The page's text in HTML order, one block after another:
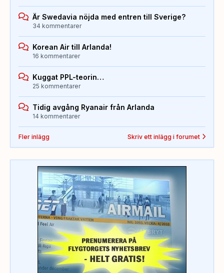
Är Swedavia nöjda med entren till Sverige?
34 kommentarer
Korean Air till Arlanda!
16 kommentarer
Kuggat PPL-teorin…
25 kommentarer
Tidig avgång Ryanair från Arlanda
14 kommentarer
Fler inlägg Skriv ett inlägg i forumet